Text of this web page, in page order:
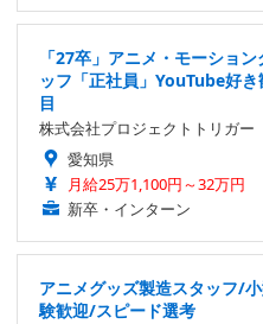
「27卒」アニメ・モーショ
ッフ「正社員」YouTube好
目
株式会社プロジェクトトリガー
愛知県
月給25万1,100円～32万円
新卒・インターン
アニメグッズ製造スタッフ/
験歓迎/スピード選考